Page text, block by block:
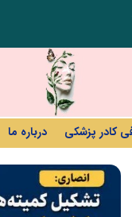
پنجمین مانور سراسری
کادر پزشکی درباره ما